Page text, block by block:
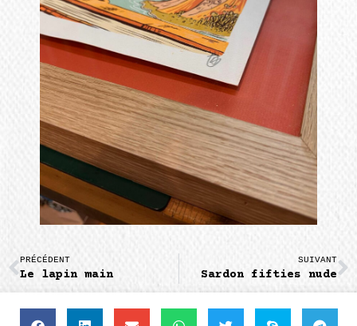
PRÉCÉDENT
Le lapin main
SUIVANT
Sardon fifties nude